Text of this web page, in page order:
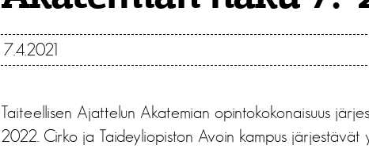
7.4.2021
Taiteellisen Ajattelun Akatemian opintokokonaisuus
2022. Cirko ja Taideyliopiston Avoin kampus järjestävät